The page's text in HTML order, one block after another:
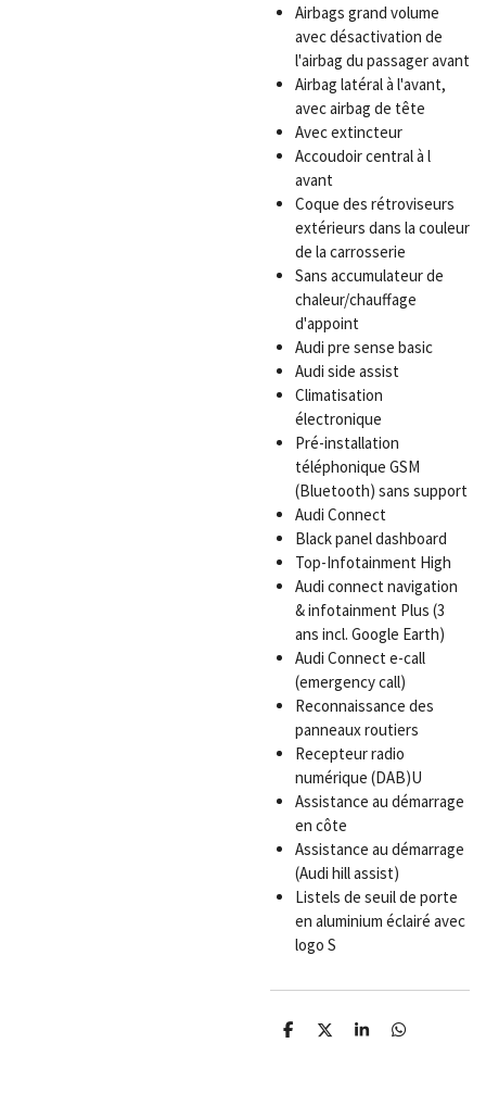
Airbags grand volume
avec désactivation de
l'airbag du passager avant
Airbag latéral à l'avant,
avec airbag de tête
Avec extincteur
Accoudoir central à l
avant
Coque des rétroviseurs
extérieurs dans la couleur
de la carrosserie
Sans accumulateur de
chaleur/chauffage
d'appoint
Audi pre sense basic
Audi side assist
Climatisation
électronique
Pré-installation
téléphonique GSM
(Bluetooth) sans support
Audi Connect
Black panel dashboard
Top-Infotainment High
Audi connect navigation
& infotainment Plus (3
ans incl. Google Earth)
Audi Connect e-call
(emergency call)
Reconnaissance des
panneaux routiers
Recepteur radio
numérique (DAB)U
Assistance au démarrage
en côte
Assistance au démarrage
(Audi hill assist)
Listels de seuil de porte
en aluminium éclairé avec
logo S
P
P
P
P